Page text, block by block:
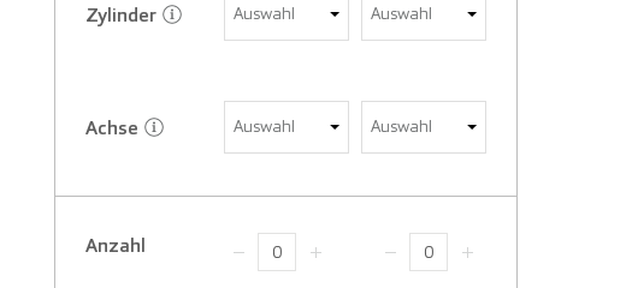
Zylinder Auswahl Auswahl
Achse Auswahl Auswahl
Anzahl